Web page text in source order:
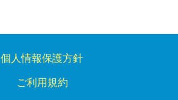
個人情報保護方針
ご利用規約